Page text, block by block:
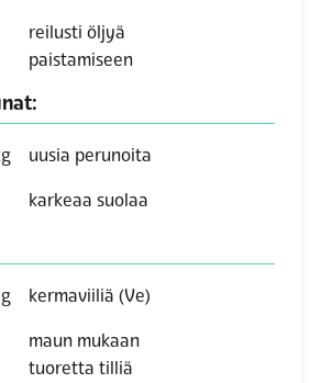
reilusti öljyä
paistamiseen
uusia perunoita
karkeaa suolaa
g kermaviiliä (Ve)
maun mukaan
tuoretta tilliä